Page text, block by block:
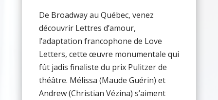
De Broadway au Québec, venez
découvrir Lettres d’amour,
l’adaptation francophone de Love
Letters, cette œuvre monumentale qui
fût jadis finaliste du prix Pulitzer de
théâtre. Mélissa (Maude Guérin) et
Andrew (Christian Vézina) s’aiment